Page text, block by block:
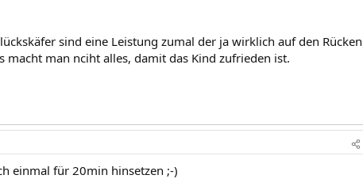
sind eine Leistung zumal der ja wirklich auf den Rücken
macht man nciht alles, damit das Kind zufrieden ist.
einmal für 20min hinsetzen ;-)